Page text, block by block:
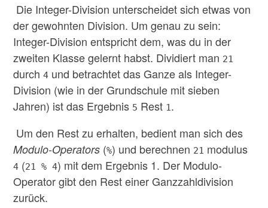
Die Integer-Division unterscheidet sich etwas von
der gewohnten Division. Um genau zu sein:
Integer-Division entspricht dem, was du in der
zweiten Klasse gelernt habst. Dividiert man 21
durch4 und betrachtet das Ganze als Integer-
Division (wie in der Grundschule mit sieben
Jahren) ist das Ergebnis 5 Rest 1.
Um den Rest zu erhalten, bedient man sich des
Modulo-Operators (%) und berechnen 21 modulus
4 (21 % 4) mit dem Ergebnis 1. Der Modulo-
Operator gibt den Rest einer Ganzzahldivision
zurück.